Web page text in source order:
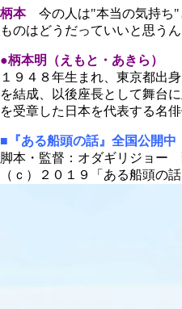
柄本今の人は"本当の気持ち"
ものはどうだっていいと思うん
●柄本明（えもと・あきら）
１９４８年生まれ、東京都出
を結成、以後座長として舞台
を受章した日本を代表する名
■『ある船頭の話』全国公開中
脚本・監督：オダギリジョー
（ｃ）２０１９「ある船頭の